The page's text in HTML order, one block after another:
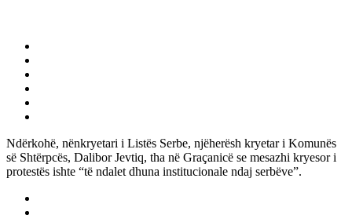
Ndërkohë, nënkryetari i Listës Serbe, njëherësh kryetar i Komunës
së Shtërpcës, Dalibor Jevtiq, tha në Graçanicë se mesazhi kryesor i
protestës ishte “të ndalet dhuna institucionale ndaj serbëve”.